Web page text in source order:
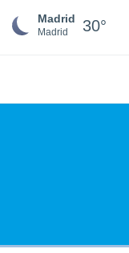
Madrid
Madrid 30°